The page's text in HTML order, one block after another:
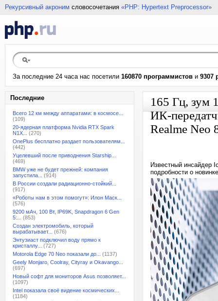
Рекурсивный акроним словосочетания «PHP: Hypertext Preprocessor»
За последние 24 часа нас посетили 160870 программистов и 9307
Последние
Всего 12 км между аппаратами: в космосе...
(109)
20-ядерная платформа Nvidia RTX Spark
N1X...
(270)
OnePlus бесплатно раздает пользователям...
(442)
Уцелевший после приводнения Starship...
(469)
BMW уже не будет прежней: компания
запустила...
(914)
В России создали радиационно-стойкий...
(917)
«Роботы нам в этом помогут»: Илон Маск...
(576)
9200 мАч, 100 Вт, IP69K, Snapdragon 6 Gen
5:...
(853)
Создан электромобиль, который
вырабатывает...
(676)
Энтузиаст подключил воду прямо к
кристаллу...
(727)
Motorola Edge 70 Neo показали до...
(1137)
Geely Monjaro, Coolray, Cityray и Okavango...
(697)
Новый софт для мониторов Asus позволяет...
(1097)
Intel показала своё видение космических...
(1184)
165 Гц, зум
ИК-
Realme Neo
Известный инсайдер
подробности о